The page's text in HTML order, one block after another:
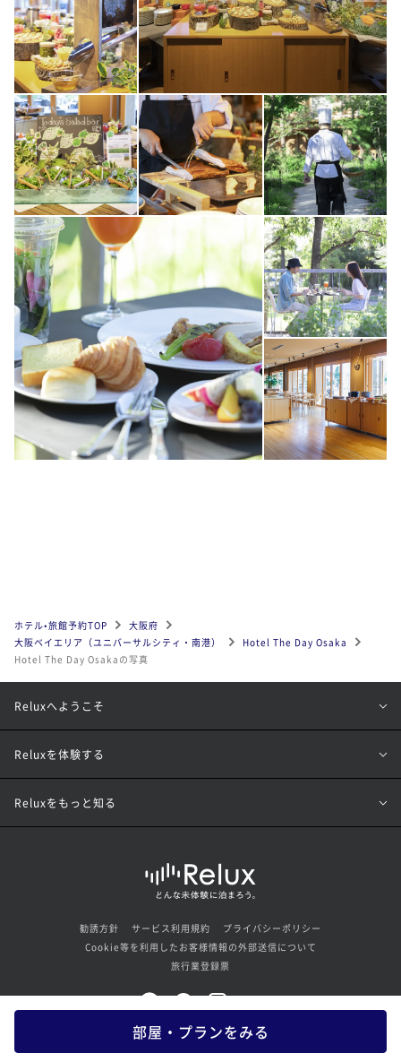
部屋・プランをみる
ホテル•旅館予約TOP
大阪府
大阪ベイエリア（ユニバーサルシティ・南港）
Hotel The Day Osaka
Hotel The Day Osakaの写真
Reluxへようこそ
Reluxを体験する
Reluxをもっと知る
勧誘方針 サービス利用規約
プライバシーポリシー
Cookie等を利用したお客様情報の外部送信について
旅行業登録票
© Loco Partners Inc. All rights reserved.